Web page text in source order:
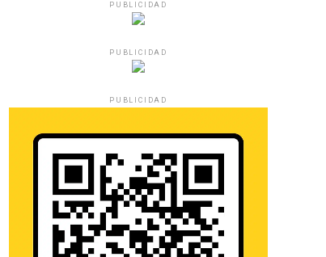
PUBLICIDAD
PUBLICIDAD
PUBLICIDAD